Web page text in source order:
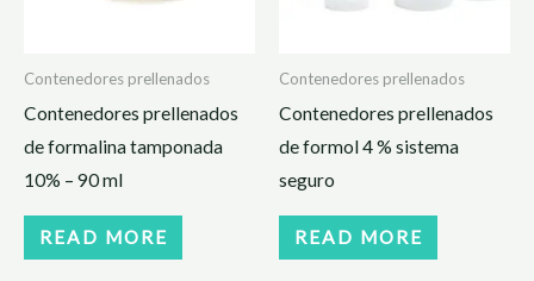
Contenedores prellenados
Contenedores prellenados
de formalina tamponada
10% – 90 ml
READ MORE
Contenedores prellenados
Contenedores prellenados
de formol 4 % sistema
seguro
READ MORE